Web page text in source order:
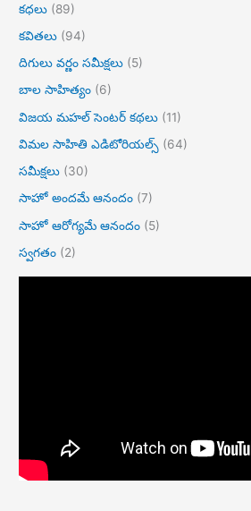
కధలు (89)
కవితలు (94)
దిగులు వర్ణం సమీక్షలు (5)
బాల సాహిత్యం (6)
విజయ మహల్ సెంటర్ కథలు (11)
విమల సాహితి ఎడిటోరియల్స్ (64)
సమీక్షలు (30)
సాహో అందమే ఆనందం (7)
సాహో ఆరోగ్యమే ఆనందం (5)
స్వగతం (2)